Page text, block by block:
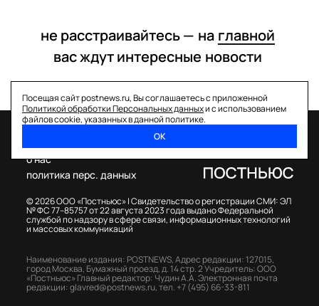
не расстраивайтесь — на главной
вас ждут интересные новости
Посещая сайт postnews.ru, Вы соглашаетесь с приложенной
Политикой обработки Персональных данныхи с использованием
файлов cookie, указанных в данной политике.
ОК
© 2026 ООО «Постньюс» |Свидетельство о регистрации СМИ: ЭЛ
№ ФС 77–85757 от 22 августа 2023 года выдано Федеральной
службой по надзору в сфере связи, информационных технологий
и массовых коммуникаций
о нас
политика перс. данных
Наименование издания: POSTNEWS,Адрес редакции: 127015,
город Москва, Бумажный проезд, д. 14 стр. 2Учредитель: ООО
«Постньюс» Главный редактор: Чудин А.А.Электронная почта
редакции:glavred@postnews.ru,тел. +7 (495) 66-33-811